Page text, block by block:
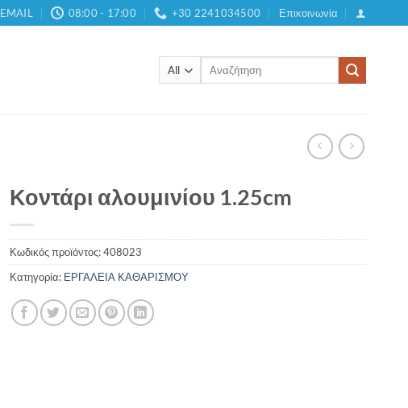
EMAIL 08:00 - 17:00 +30 2241034500 Επικοινωνία
Αναζήτηση
Κοντάρι αλουμινίου 1.25cm
Κωδικός προϊόντος:408023
Κατηγορία: ΕΡΓΑΛΕΙΑ ΚΑΘΑΡΙΣΜΟΥ